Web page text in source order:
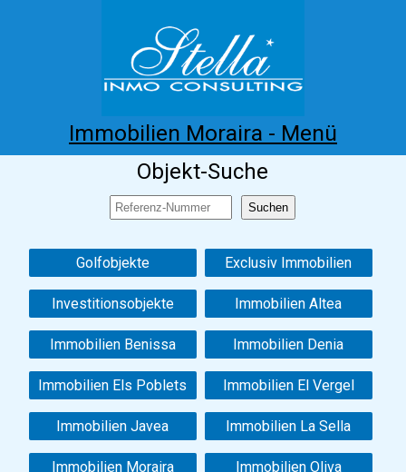
Immobilien Moraira - Menü
Costa Blanca Kaufen
Infos Referenzen
Objekt-Suche
Golfobjekte Exclusiv Immobilien
Investitionsobjekte Immobilien Altea
Immobilien Benissa Immobilien Denia
Immobilien Els Poblets Immobilien El Vergel
Immobilien Javea Immobilien La Sella
Immobilien Moraira Immobilien Oliva